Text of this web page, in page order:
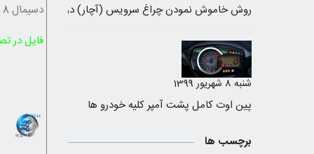
شنبه 8 شهریور 1399
پین اوت کامل پشت آمپر کلیه خودرو ها
برچسب ها
دسیمال 8 بیت
فایل در